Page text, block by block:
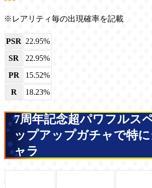
※レアリティ毎の出現確率を記載
PSR 22.95%
SR
22.95%
PR
15.52%
R
18.23%
7周年記念超パワフルス
ップアップガチャで特
ャラ